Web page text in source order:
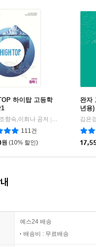
하이탑 고등학
향숙,이희나 공저
동아출판
111건
원 (10% 할인)
완자
년용)
김은
예스24 배송
배송비 : 무료배송